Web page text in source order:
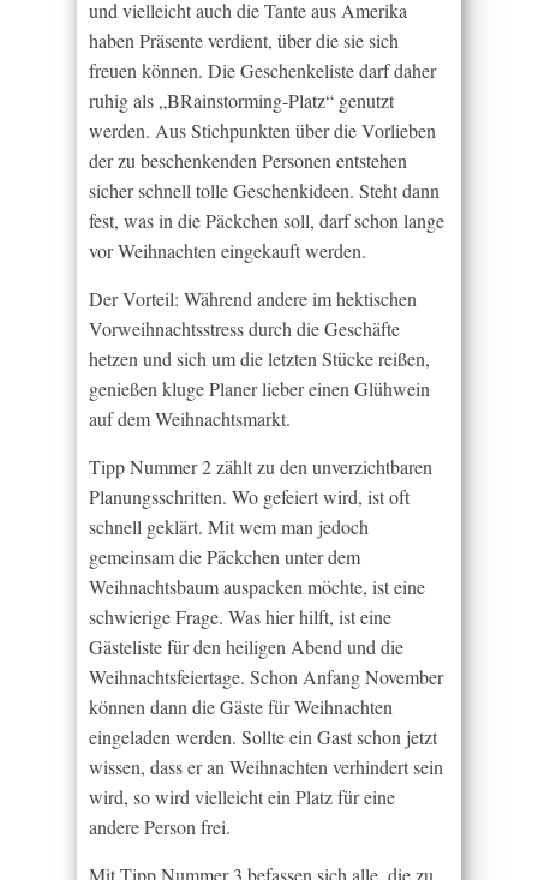
und vielleicht auch die Tante aus Amerika
haben Präsente verdient, über die sie sich
freuen können. Die Geschenkeliste darf daher
ruhig als „BRainstorming-Platz“ genutzt
werden. Aus Stichpunkten über die Vorlieben
der zu beschenkenden Personen entstehen
sicher schnell tolle Geschenkideen. Steht dann
fest, was in die Päckchen soll, darf schon lange
vor Weihnachten eingekauft werden.
Der Vorteil: Während andere im hektischen
Vorweihnachtsstress durch die Geschäfte
hetzen und sich um die letzten Stücke reißen,
genießen kluge Planer lieber einen Glühwein
auf dem Weihnachtsmarkt.
Tipp Nummer 2 zählt zu den unverzichtbaren
Planungsschritten. Wo gefeiert wird, ist oft
schnell geklärt. Mit wem man jedoch
gemeinsam die Päckchen unter dem
Weihnachtsbaum auspacken möchte, ist eine
schwierige Frage. Was hier hilft, ist eine
Gästeliste für den heiligen Abend und die
Weihnachtsfeiertage. Schon Anfang November
können dann die Gäste für Weihnachten
eingeladen werden. Sollte ein Gast schon jetzt
wissen, dass er an Weihnachten verhindert sein
wird, so wird vielleicht ein Platz für eine
andere Person frei.